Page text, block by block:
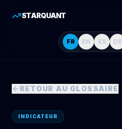
STARQUANT
FR EN ES DE
RETOUR AU GLOSSAIRE
INDICATEUR